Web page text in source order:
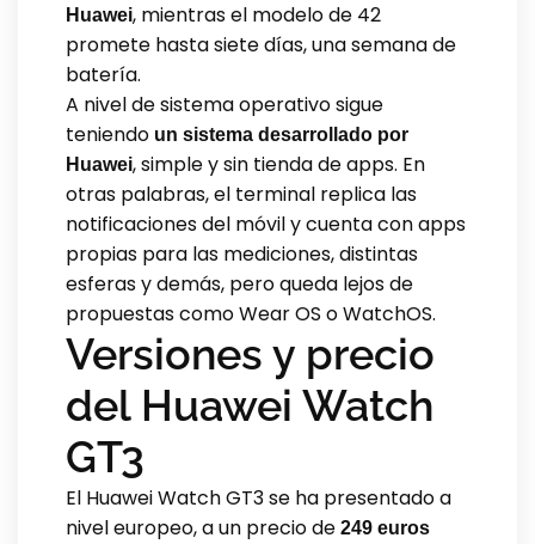
Huawei, mientras el modelo de 42
promete hasta siete días, una semana de
batería.
A nivel de sistema operativo sigue
teniendo un sistema desarrollado por
Huawei, simple y sin tienda de apps. En
otras palabras, el terminal replica las
notificaciones del móvil y cuenta con apps
propias para las mediciones, distintas
esferas y demás, pero queda lejos de
propuestas como Wear OS o WatchOS.
Versiones y precio
del Huawei Watch
GT3
El Huawei Watch GT3 se ha presentado a
nivel europeo, a un precio de 249 euros